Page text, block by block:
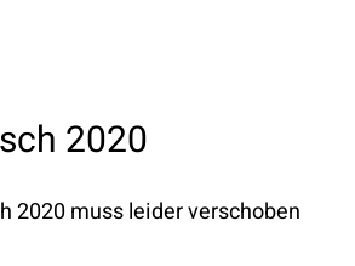
2020
2020 muss leider verschoben